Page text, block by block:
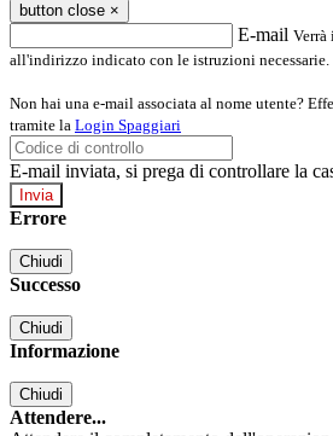
button close ×
E-mail Verrà
all'indirizzo indicato con le istruzioni necessarie.
Non hai una e-mail associata al nome utente?
tramite la Login Spaggiari
E-mail inviata, si prega di controllare la
Errore
Chiudi
Successo
Chiudi
Informazione
Chiudi
Attendere...